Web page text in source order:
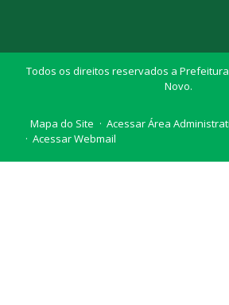
Todos os direitos reservados a
Novo.
Mapa do Site
Acessar Área
Acessar Webmail